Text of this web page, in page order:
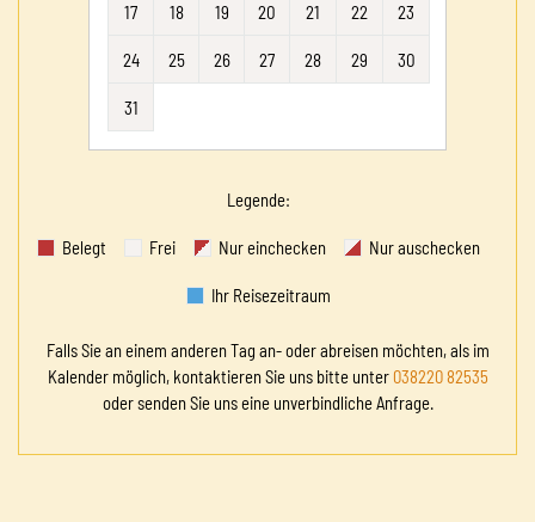
17 18 19 20 21 22 23
24 25 26 27 28 29 30
31
Legende:
Belegt Frei Nur einchecken Nur auschecken
Ihr Reisezeitraum
Falls Sie an einem anderen Tag an- oder abreisen möchten, als im
Kalender möglich, kontaktieren Sie uns bitte unter 038220 82535
oder senden Sie uns eine unverbindliche Anfrage.